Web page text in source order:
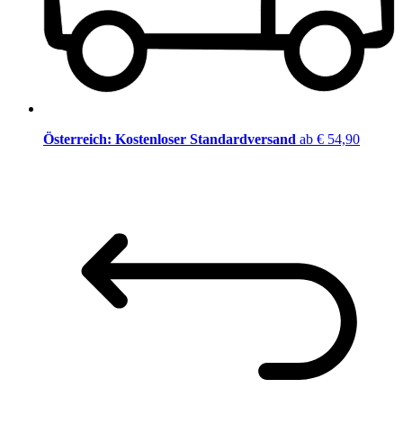
Österreich: Kostenloser Standardversand ab € 54,90